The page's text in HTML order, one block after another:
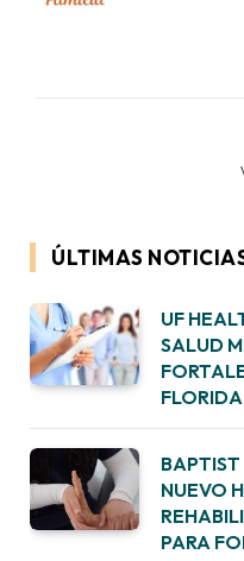
ÚLTIMAS
UF
SALUD
FLORIDA
NUEVO
PARA